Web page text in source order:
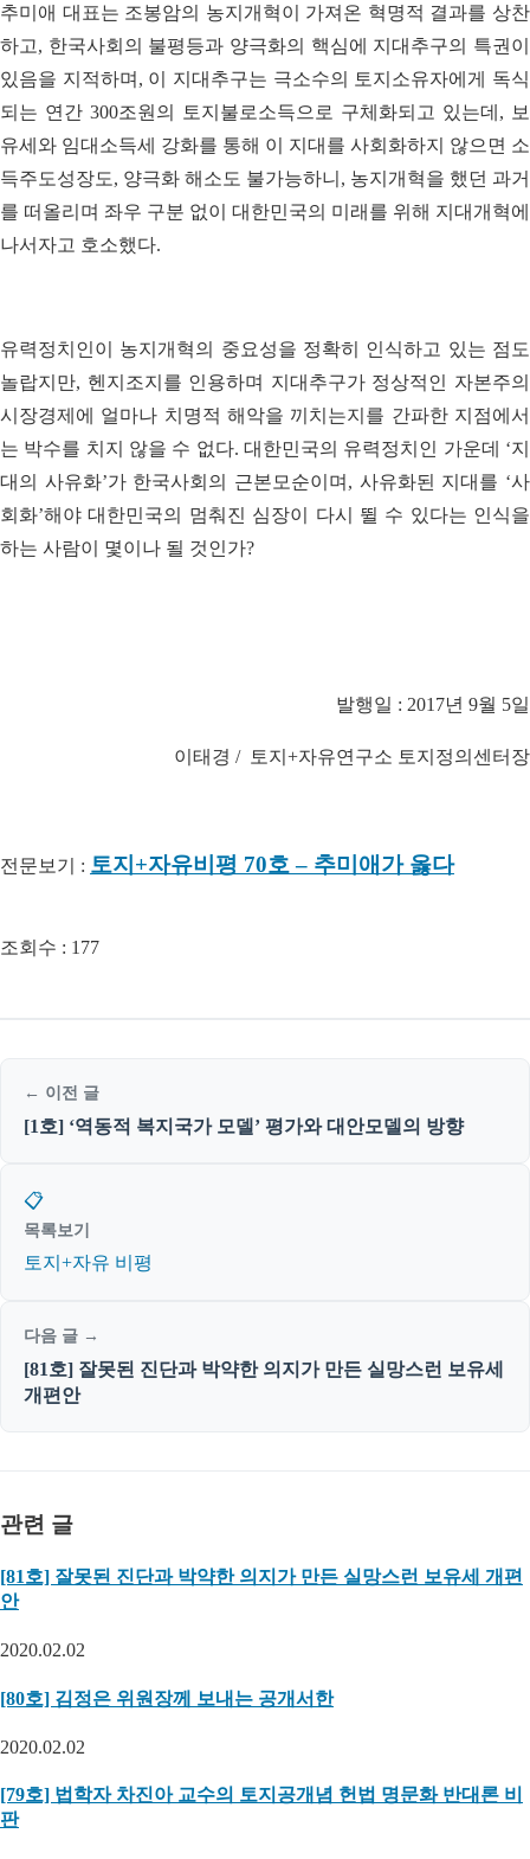
추미애 대표는 조봉암의 농지개혁이 가져온 혁명적 결과를 상찬
하고, 한국사회의 불평등과 양극화의 핵심에 지대추구의 특권이
있음을 지적하며, 이 지대추구는 극소수의 토지소유자에게 독식
되는 연간 300조원의 토지불로소득으로 구체화되고 있는데, 보
유세와 임대소득세 강화를 통해 이 지대를 사회화하지 않으면 소
득주도성장도, 양극화 해소도 불가능하니, 농지개혁을 했던 과거
를 떠올리며 좌우 구분 없이 대한민국의 미래를 위해 지대개혁에
나서자고 호소했다.
유력정치인이 농지개혁의 중요성을 정확히 인식하고 있는 점도
놀랍지만, 헨지조지를 인용하며 지대추구가 정상적인 자본주의
시장경제에 얼마나 치명적 해악을 끼치는지를 간파한 지점에서
는 박수를 치지 않을 수 없다. 대한민국의 유력정치인 가운데 ‘지
대의 사유화’가 한국사회의 근본모순이며, 사유화된 지대를 ‘사
회화’해야 대한민국의 멈춰진 심장이 다시 뛸 수 있다는 인식을
하는 사람이 몇이나 될 것인가?
발행일 : 2017년 9월 5일
이태경 / 토지+자유연구소 토지정의센터장
전문보기 : 토지+자유비평 70호 – 추미애가 옳다
조회수 : 177
← 이전 글
[1호] ‘역동적 복지국가 모델’ 평가와 대안모델의 방향
📋
목록보기
토지+자유 비평
다음 글 →
[81호] 잘못된 진단과 박약한 의지가 만든 실망스런 보유세
개편안
관련 글
[81호] 잘못된 진단과 박약한 의지가 만든 실망스런 보유세 개편
안
2020.02.02
[80호] 김정은 위원장께 보내는 공개서한
2020.02.02
[79호] 법학자 차진아 교수의 토지공개념 헌법 명문화 반대론 비
판